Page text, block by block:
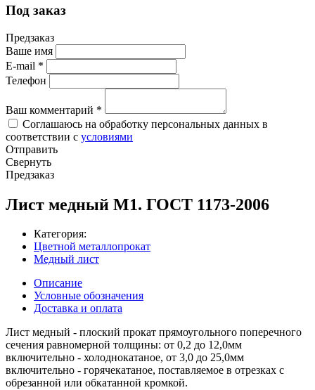
Под заказ
Предзаказ
Ваше имя
E-mail *
Телефон
Ваш комментарий *
Соглашаюсь на обработку персональных данных в
соответствии с условиями
Отправить
Свернуть
Предзаказ
Лист медный М1. ГОСТ 1173-2006
Категория:
Цветной металлопрокат
Медный лист
Описание
Условные обозначения
Доставка и оплата
Лист медный - плоский прокат прямоугольного поперечного
сечения равномерной тол­щины: от 0,2 до 12,0мм
включительно - холоднокатаное, от 3,0 до 25,0мм
включительно - горячекатаное, поставляемое в отрезках с
обрезанной или обкатанной кромкой.